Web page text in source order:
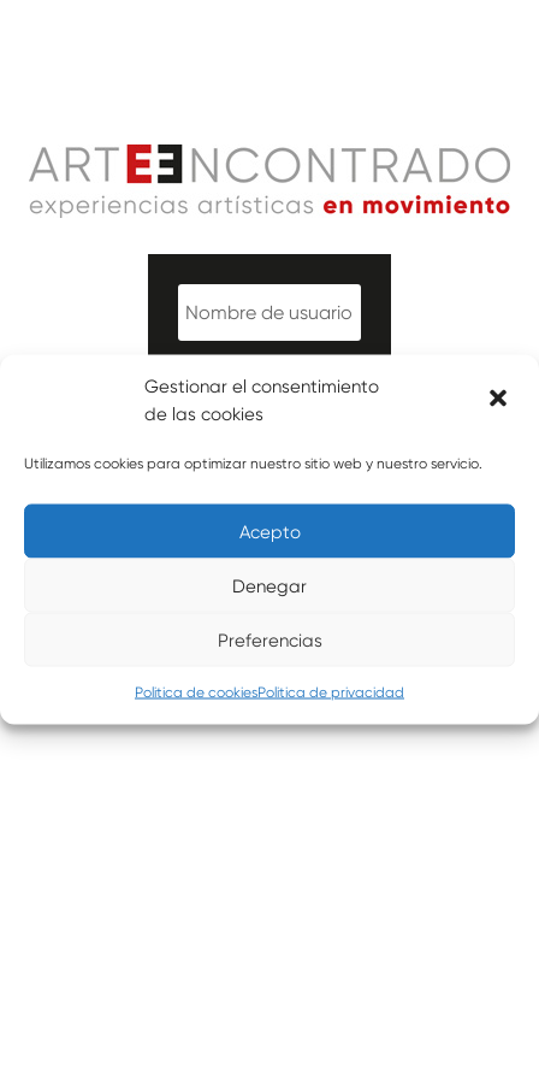
Gestionar el consentimiento
de las cookies
Utilizamos cookies para optimizar nuestro sitio web y nuestro servicio.
Acepto
Denegar
Preferencias
Politica de cookiesPolitica de privacidad
Iniciar
sesión